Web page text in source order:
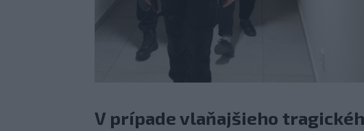
V prípade vlaňajšieho